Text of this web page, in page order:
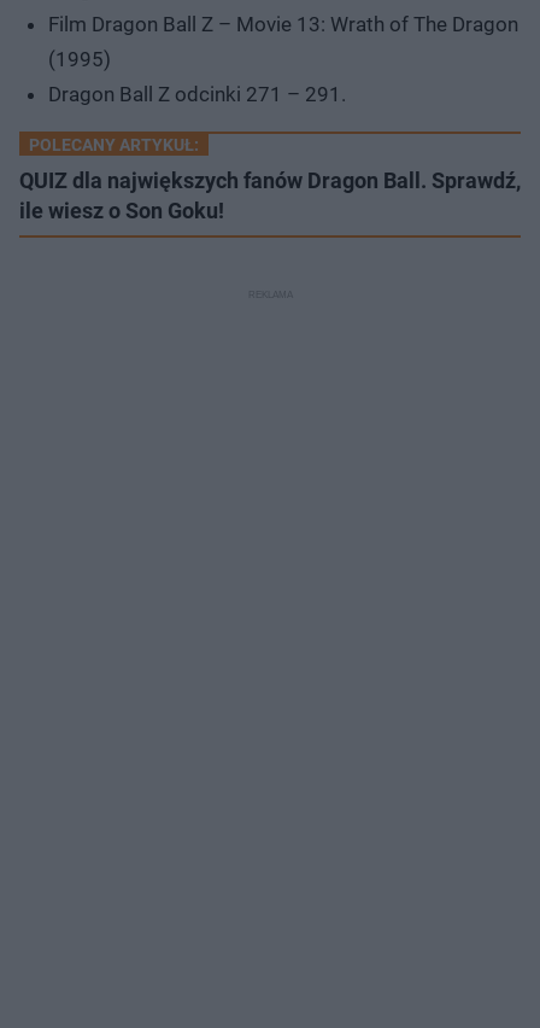
Film Dragon Ball Z – Movie 13: Wrath of The Dragon
(1995)
Dragon Ball Z odcinki 271 – 291.
POLECANY ARTYKUŁ:
QUIZ dla największych fanów Dragon Ball. Sprawdź,
ile wiesz o Son Goku!